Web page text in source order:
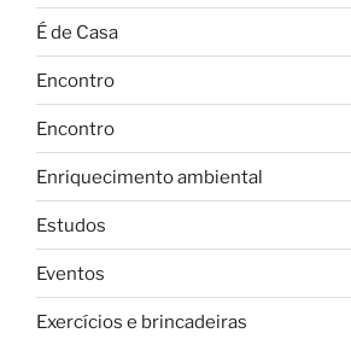
É de Casa
Encontro
Encontro
Enriquecimento ambiental
Estudos
Eventos
Exercícios e brincadeiras